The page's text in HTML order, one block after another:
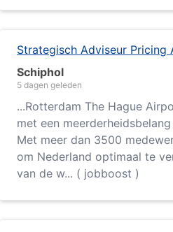
Strategisch Adviseur Pricing
Schiphol
5 dagen geleden
...Rotterdam The Hague
met een
Met meer dan 3500
om Nederland optimaal te
van de w... ( jobboost )